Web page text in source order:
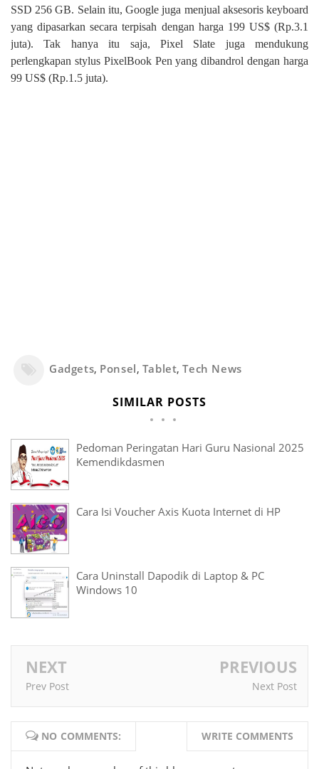
SSD 256 GB. Selain itu, Google juga menjual aksesoris keyboard
yang dipasarkan secara terpisah dengan harga 199 US$ (Rp.3.1
juta). Tak hanya itu saja, Pixel Slate juga mendukung
perlengkapan stylus PixelBook Pen yang dibandrol dengan harga
99 US$ (Rp.1.5 juta).
Gadgets, Ponsel, Tablet,Tech News
SIMILAR POSTS
Pedoman Peringatan Hari Guru Nasional 2025
Kemendikdasmen
Cara Isi Voucher Axis Kuota Internet di HP
Cara Uninstall Dapodik di Laptop & PC
Windows 10
NEXT
Prev Post
PREVIOUS
Next Post
NO COMMENTS: WRITE COMMENTS